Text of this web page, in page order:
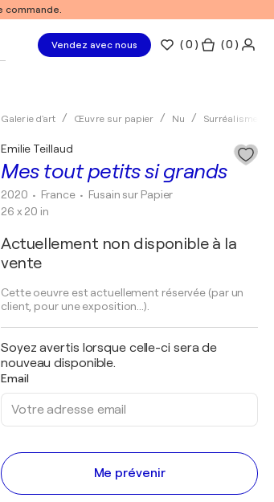
commande.
Vendez avec nous (0 ) ( 0 )
Galerie d'art Œuvre sur papier Nu Surréalisme
Mes tout petits si grands
Emilie Teillaud
2020 • France • Fusain sur Papier
26 x 20 in
Actuellement non disponible à la
vente
Cette oeuvre est actuellement réservée (par un
client, pour une exposition...).
Soyez avertis lorsque celle-ci sera de
nouveau disponible.
Email
Me prévenir